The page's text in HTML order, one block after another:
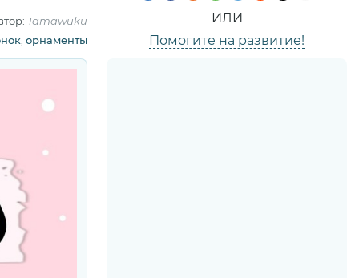
Tamawuku
орнаменты
ИЛИ
Помогите на развитие!